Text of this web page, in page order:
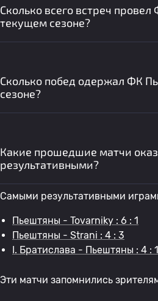
Сколько всего встреч
текущем сезоне?
Сколько побед одержал ФК
сезоне?
Какие прошедшие матчи
результативными?
Самыми результативными
Пьештяны - Tovarniky : 6 : 1
Пьештяны - Strani : 4 : 3
I. Братислава - Пьештяны : 4 : 1
Эти матчи запомнились